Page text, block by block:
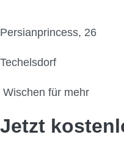
Persianprincess, 26
Techelsdorf
Wischen für mehr
Jetzt